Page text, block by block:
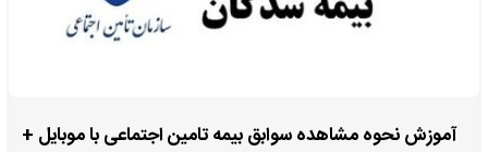
آموزش نحوه مشاهده سوابق بیمه تامین اجتماعی با موبایل +